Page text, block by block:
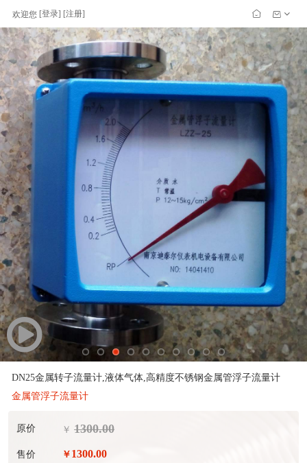
欢迎您 [登录] [注册]
DN25金属转子流量计,液体气体,高精度不锈钢金属管浮子流量计
金属管浮子流量计
原价 ￥ 1300.00
售价 ￥ 1300.00